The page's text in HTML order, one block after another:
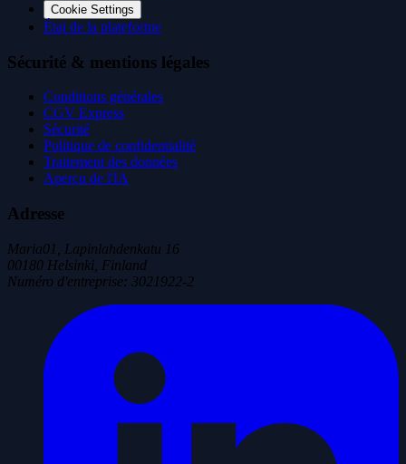
Cookie Settings
État de la plateforme
Sécurité & mentions légales
Conditions générales
CGV Express
Sécurité
Politique de confidentialité
Traitement des données
Aperçu de l'IA
Adresse
Maria01, Lapinlahdenkatu 16
00180 Helsinki, Finland
Numéro d'entreprise: 3021922-2